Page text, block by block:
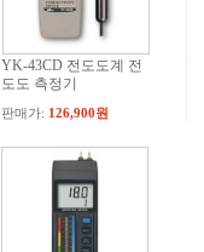
YK-43CD 전도도계 전
도도 측정기
판매가: 126,900원